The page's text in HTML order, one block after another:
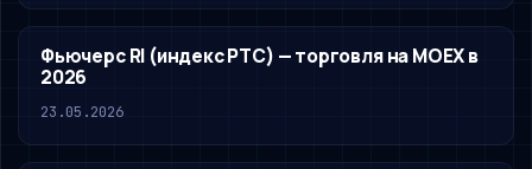
Фьючерс RI (индекс РТС) — торговля на MOEX в
2026
23.05.2026